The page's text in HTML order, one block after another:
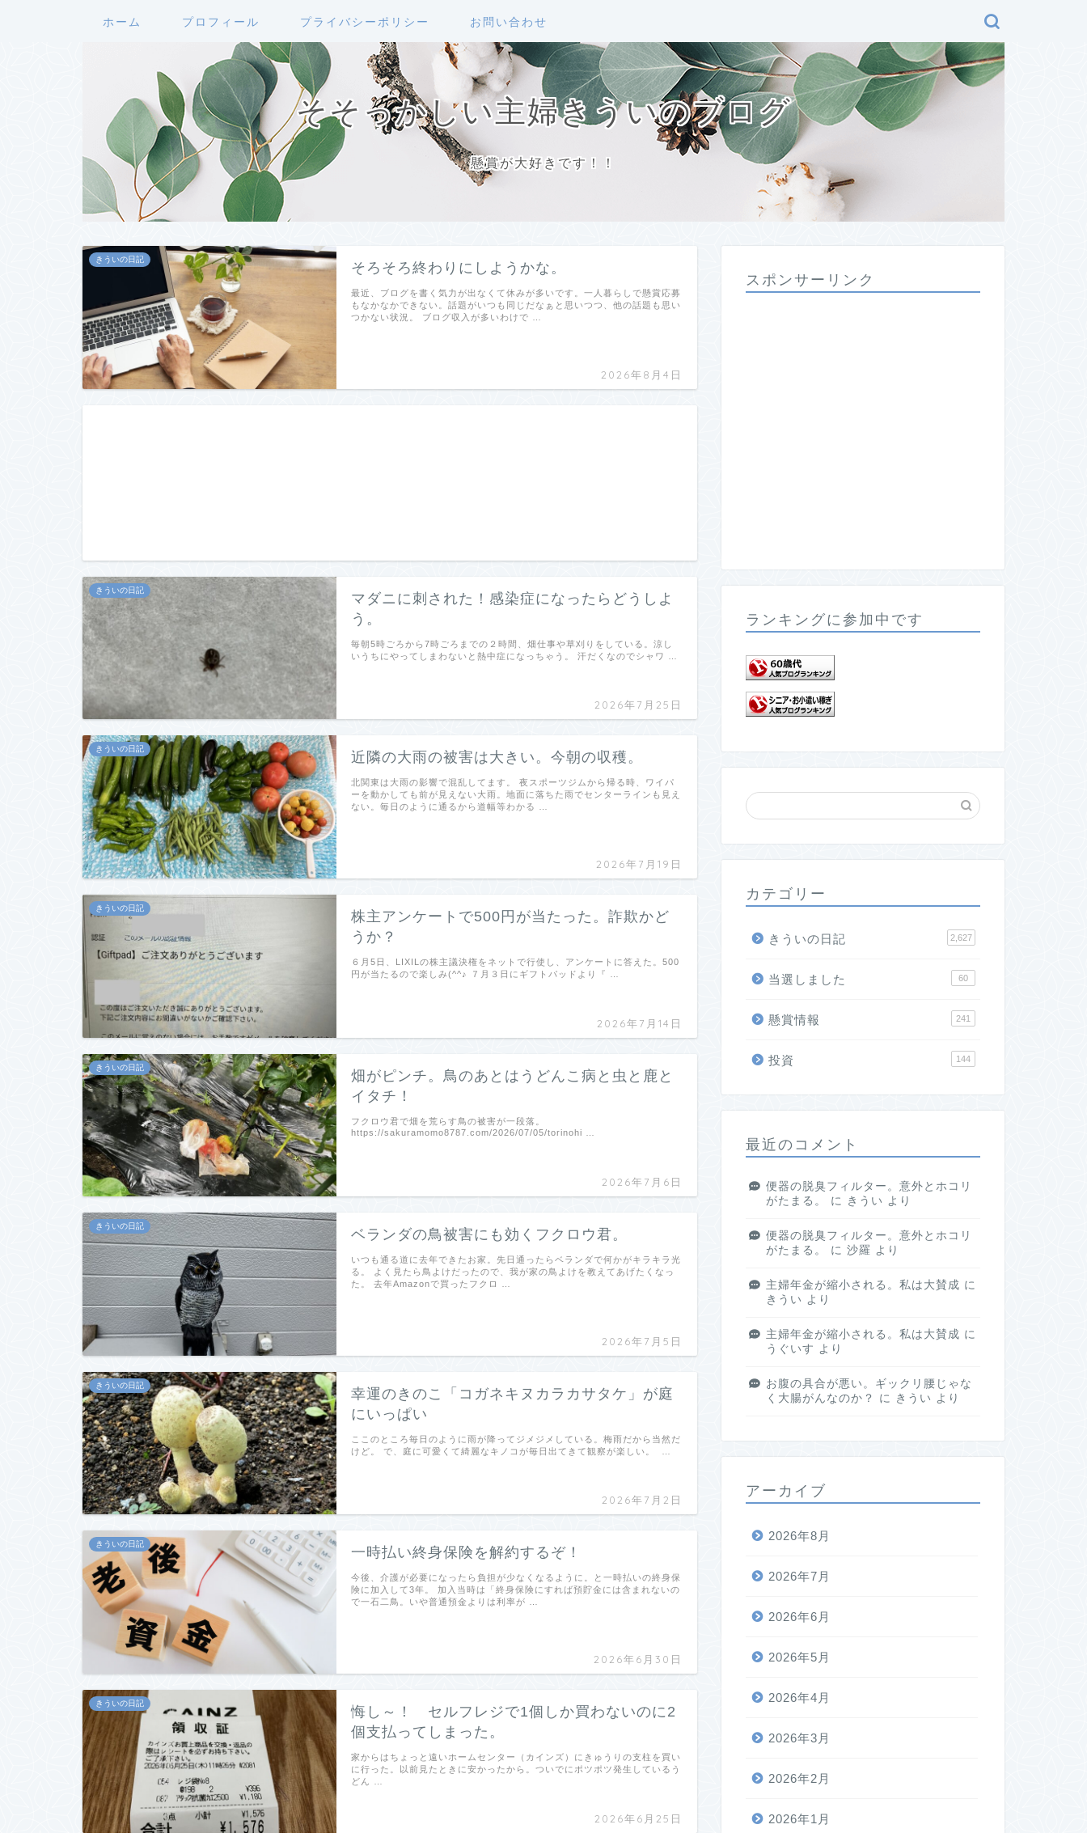
ホーム プロフィール プライバシーポリシー お問い合わせ
そそっかしい主婦きういのブログ
懸賞が大好きです！！
きういの日記
そろそろ終わりにしようかな。
2026年8月4日
最近、ブログを書く気力が出なくて休みが多いです。一人暮らしで懸賞応募
もなかなかできない。話題がいつも同じだなぁと思いつつ、他の話題も思い
つかない状況。 ブログ収入が多いわけで …
きういの日記
マダニに刺された！感染症になったらどうしよ
う。
2026年7月25日
毎朝5時ごろから7時ごろまでの２時間、畑仕事や草刈りをしている。涼し
いうちにやってしまわないと熱中症になっちゃう。 汗だくなのでシャワ …
きういの日記
近隣の大雨の被害は大きい。今朝の収穫。
2026年7月19日
北関東は大雨の影響で混乱してます。 夜スポーツジムから帰る時、ワイパ
ーを動かしても前が見えない大雨。地面に落ちた雨でセンターラインも見え
ない。毎日のように通るから道幅等わかる …
きういの日記
株主アンケートで500円が当たった。詐欺かど
うか？
2026年7月14日
６月5日、LIXILの株主議決権をネットで行使し、アンケートに答えた。500
円が当たるので楽しみ(^^♪ ７月３日にギフトパッドより『 …
きういの日記
畑がピンチ。鳥のあとはうどんこ病と虫と鹿と
イタチ！
2026年7月6日
フクロウ君で畑を荒らす鳥の被害が一段落。
https://sakuramomo8787.com/2026/07/05/torinohi …
きういの日記
ベランダの鳥被害にも効くフクロウ君。
2026年7月5日
いつも通る道に去年できたお家。先日通ったらベランダで何かがキラキラ光
る。 よく見たら鳥よけだったので、我が家の鳥よけを教えてあげたくなっ
た。 去年Amazonで買ったフクロ …
きういの日記
幸運のきのこ「コガネキヌカラカサタケ」が庭
にいっぱい
2026年7月2日
ここのところ毎日のように雨が降ってジメジメしている。梅雨だから当然だ
けど。 で、庭に可愛くて綺麗なキノコが毎日出てきて観察が楽しい。 …
きういの日記
一時払い終身保険を解約するぞ！
2026年6月30日
今後、介護が必要になったら負担が少なくなるように。と一時払いの終身保
険に加入して3年。 加入当時は「終身保険にすれば預貯金には含まれないの
で一石二鳥。いや普通預金よりは利率が …
きういの日記
悔し～！ セルフレジで1個しか買わないのに2
個支払ってしまった。
2026年6月25日
家からはちょっと遠いホームセンター（カインズ）にきゅうりの支柱を買い
に行った。以前見たときに安かったから。ついでにポツポツ発生しているう
どん …
スポンサーリンク
ランキングに参加中です
カテゴリー
きういの日記 2,627
当選しました 60
懸賞情報 241
投資 144
最近のコメント
便器の脱臭フィルター。意外とホコリ
がたまる。
に きうい より
便器の脱臭フィルター。意外とホコリ
がたまる。
に 沙羅 より
主婦年金が縮小される。私は大賛成 に
きうい より
主婦年金が縮小される。私は大賛成 に
うぐいす より
お腹の具合が悪い。ギックリ腰じゃな
く大腸がんなのか？
に きうい より
アーカイブ
2026年8月
2026年7月
2026年6月
2026年5月
2026年4月
2026年3月
2026年2月
2026年1月